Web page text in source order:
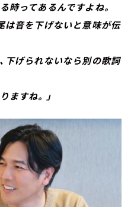
ってあるんですよね。
音を下げないと意味が伝
げられないなら別の歌詞
すね。」